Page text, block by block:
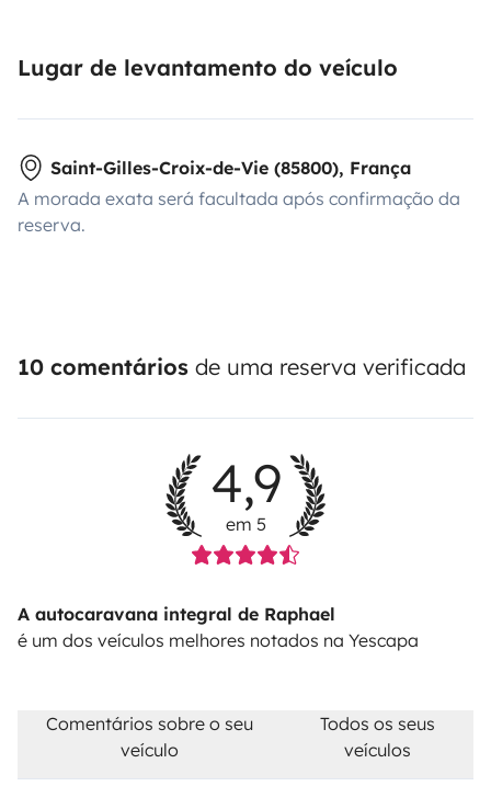
Lugar de levantamento do veículo
Saint-Gilles-Croix-de-Vie (85800), França
A morada exata será facultada após confirmação da
reserva.
10 comentários de uma reserva verificada
4,9
em 5
A autocaravana integral de Raphael
é um dos veículos melhores notados na Yescapa
Comentários sobre o seu
veículo
Todos os seus
veículos